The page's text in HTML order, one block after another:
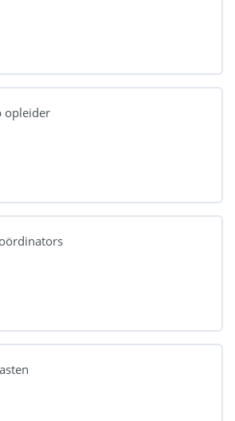
opleider